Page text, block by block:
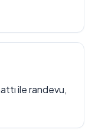
ile randevu,